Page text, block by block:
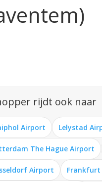
rijdt ook naar
Airport Lelystad
The Hague Airport
Airport